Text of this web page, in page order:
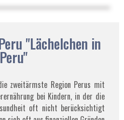
"Lächelchen in
Peru"
zweitärmste Region Perus mit
bei Kindern, in der die
oft nicht berücksichtigt